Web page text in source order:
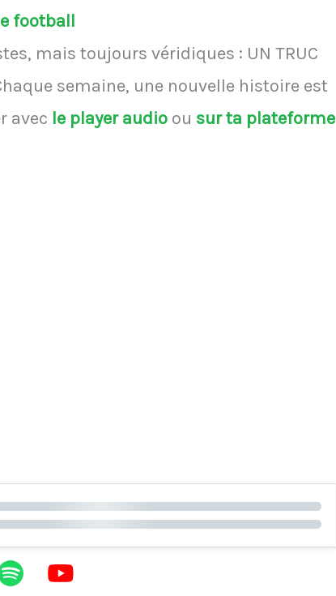
football
mais toujours véridiques : UN TRUC
semaine, une nouvelle histoire est
avec le player audio ou sur ta plateforme